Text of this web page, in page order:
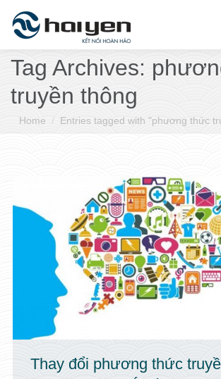
Tag Archives:
truyền thông
You are here:
Home Entries tagged with "phương thức
Thay đổi phương thức